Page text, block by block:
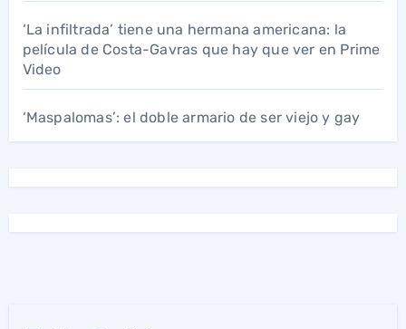
‘La infiltrada’ tiene una hermana americana: la
película de Costa-Gavras que hay que ver en Prime
Video
‘Maspalomas’: el doble armario de ser viejo y gay